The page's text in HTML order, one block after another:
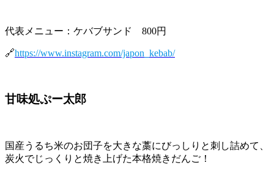
代表メニュー：ケバブサンド 800円
🔗https://www.instagram.com/japon_kebab/
甘味処ぷー太郎
国産うるち米のお団子を大きな藁にびっしりと刺し詰めて、
炭火でじっくりと焼き上げた本格焼きだんご！